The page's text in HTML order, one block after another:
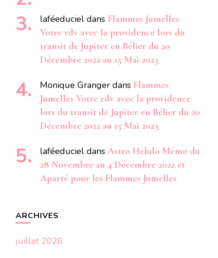
laféeduciel dans Flammes Jumelles
Votre rdv avec la providence lors du
transit de Jupiter en Bélier du 20
Décembre 2022 au 15 Mai 2023
Monique Granger dans Flammes
Jumelles Votre rdv avec la providence
lors du transit de Jupiter en Bélier du 20
Décembre 2022 au 15 Mai 2023
laféeduciel dans Astro Hebdo Mémo du
28 Novembre au 4 Décembre 2022 et
Aparté pour les Flammes Jumelles
ARCHIVES
juillet 2026